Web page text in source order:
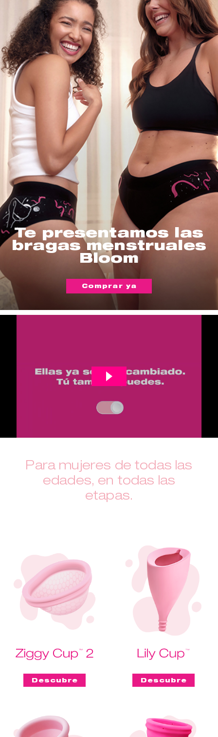
Te presentamos las
bragas menstruales
Bloom
Comprar ya
Para mujeres de todas las
edades, en todas las
etapas.
Descubre Descubre